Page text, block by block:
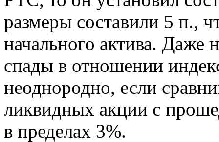
размеры составили 5 п.,
начального актива. Даже
спады в отношении
неоднородно, если
ликвидных акции с
в пределах 3%.